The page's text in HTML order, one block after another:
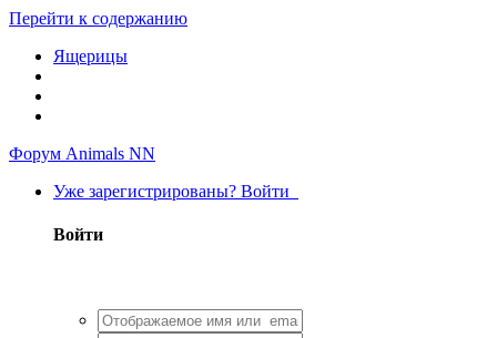
Перейти к содержанию
Ящерицы
Форум Animals NN
Уже зарегистрированы? Войти
Войти